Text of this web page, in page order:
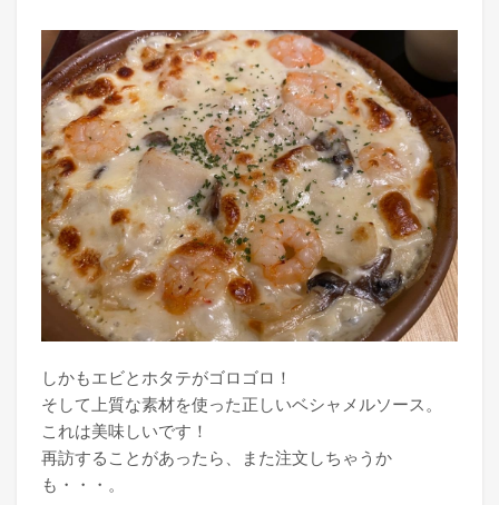
しかもエビとホタテがゴロゴロ！
そして上質な素材を使った正しいベシャメルソース。
これは美味しいです！
再訪することがあったら、また注文しちゃうか
も・・・。